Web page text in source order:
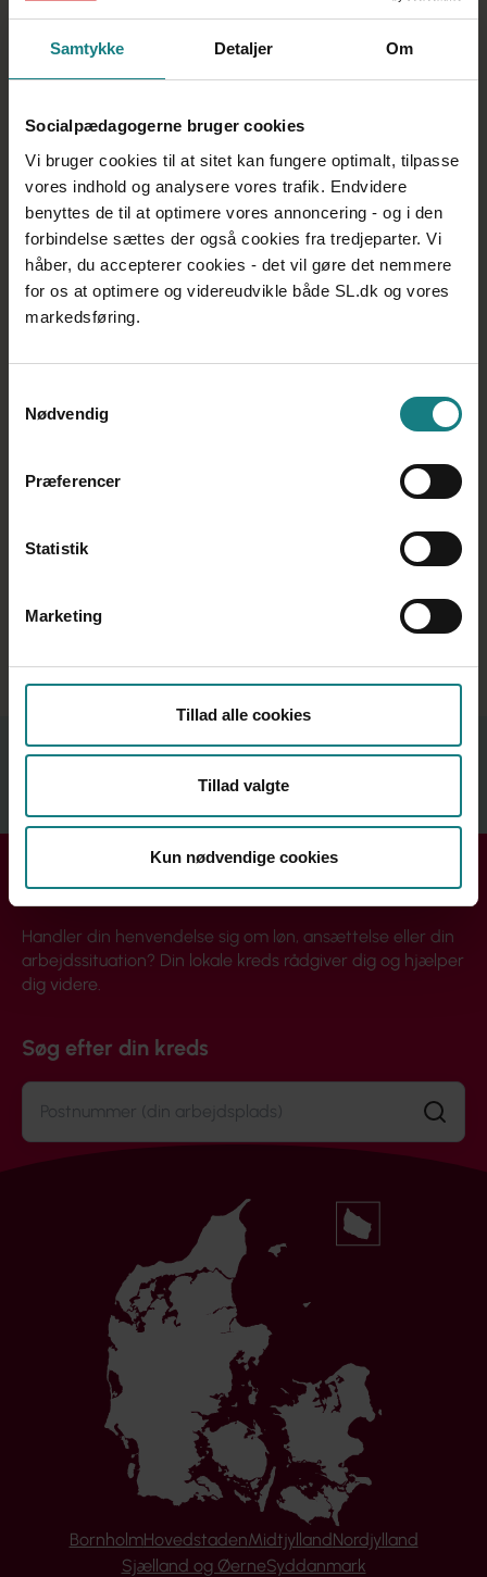
Samtykke Detaljer Om
Socialpædagogerne bruger cookies
Vi bruger cookies til at sitet kan fungere optimalt, tilpasse
vores indhold og analysere vores trafik. Endvidere
benyttes de til at optimere vores annoncering - og i den
forbindelse sættes der også cookies fra tredjeparter. Vi
håber, du accepterer cookies - det vil gøre det nemmere
for os at optimere og videreudvikle både SL.dk og vores
markedsføring.
Nødvendig
Præferencer
Statistik
Marketing
Tillad alle cookies
Tillad valgte
Kun nødvendige cookies
er nødt til at tage fat på, og det ligger jo også fint i
forlængelse af kongresbeslutningen ’Sammen former vi
Endelig er der i lederlandsudvalgt planer om at gentage
gennemført i 2019/2020.
– Vi har fået mange positive tilbagemeldinger på det
forløb, så det vil vi gerne genoptage med både et øst-
og et vestforløb. Endelig har vi planer om at bruge nogle
af de gode erfaringer, vi har høstet under
coronapandemien, så vi også fremadrettet vil benytte
digitale tilbud som fx webinarer eller virtuelle temadage.
Læs Lederlandsudvalgets skriftlige beretning 2019-
2021
Relateret indhold
Se mere
Handler din henvendelse sig om løn, ansættelse eller din
arbejdssituation? Din lokale kreds rådgiver dig og hjælper
dig videre.
Søg efter din kreds
Søg
BornholmHovedstadenMidtjyllandNordjylland
Sjælland og ØerneSyddanmark